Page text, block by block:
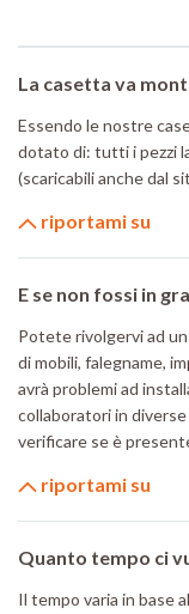
La casetta va
Essendo le nostre
dotato di: tutti i pezzi
(scaricabili anche dal
riportami su
E se non fossi in
Potete rivolgervi ad
di mobili, falegname,
avrà problemi ad
collaboratori in diverse
verificare se è
riportami su
Quanto tempo ci
Il tempo varia in base